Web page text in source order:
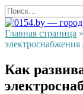
Перейти
к
содержанию
Search
for:
Главная страница »
Как